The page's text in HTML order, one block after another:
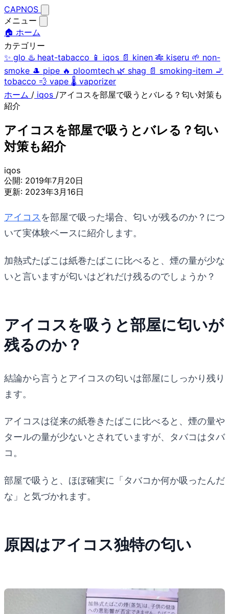
CAPNOS
メニュー
🏠 ホーム
カテゴリー
✨ glo ♨️ heat-tabacco 📱 iqos 📄 kinen 🎋 kiseru 🌱 non-
smoke 🎩 pipe 🔥 ploomtech 🌿 shag 📄 smoking-item 🚬
tobacco 💨 vape 🌡️ vaporizer
ホーム / iqos /アイコスを部屋で吸うとバレる？匂い対策も
紹介
アイコスを部屋で吸うとバレる？匂い
対策も紹介
iqos
公開: 2019年7月20日
更新: 2023年3月16日
アイコスを部屋で吸った場合、匂いが残るのか？につ
いて実体験ベースに紹介します。
加熱式たばこは紙巻たばこに比べると、煙の量が少な
いと言いますが匂いはどれだけ残るのでしょうか？
アイコスを吸うと部屋に匂いが
残るのか？
結論から言うとアイコスの匂いは部屋にしっかり残り
ます。
アイコスは従来の紙巻きたばこに比べると、煙の量や
タールの量が少ないとされていますが、タバコはタバ
コ。
部屋で吸うと、ほぼ確実に「タバコか何か吸ったんだ
な」と気づかれます。
原因はアイコス独特の匂い